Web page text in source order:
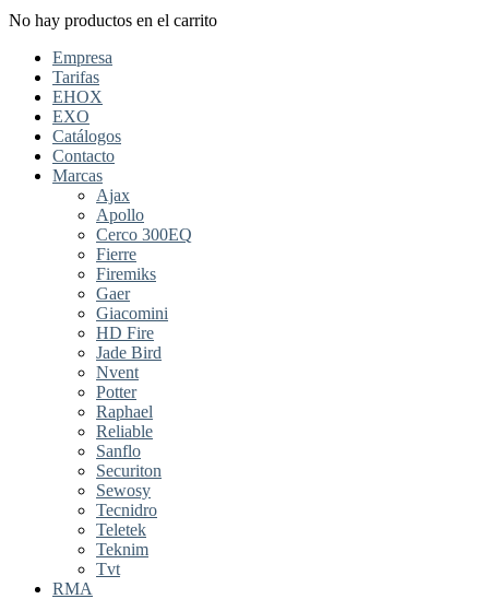
No hay productos en el carrito
Empresa
Tarifas
EHOX
EXO
Catálogos
Contacto
Marcas
Ajax
Apollo
Cerco 300EQ
Fierre
Firemiks
Gaer
Giacomini
HD Fire
Jade Bird
Nvent
Potter
Raphael
Reliable
Sanflo
Securiton
Sewosy
Tecnidro
Teletek
Teknim
Tvt
RMA